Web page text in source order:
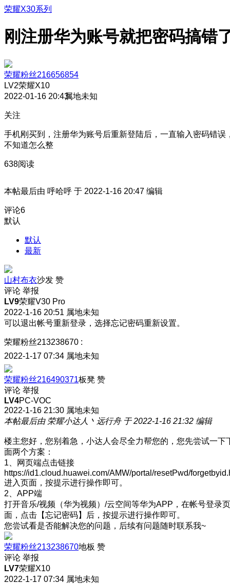
荣耀X30系列
刚注册华为账号就把密码搞错
荣耀粉丝216656854
LV2荣耀X10
2022-01-16 20:43属地未知
关注
手机刚买到，注册华为账号后重新登陆后，一直输入密码错误
不知道怎么整
638阅读
本帖最后由 呼哈呼 于 2022-1-16 20:47 编辑
评论6
默认
默认
最新
山村布衣沙发 赞
评论 举报
LV9荣耀V30 Pro
2022-1-16 20:51 属地未知
可以退出帐号重新登录，选择忘记密码重新设置。
荣耀粉丝213238670 :
2022-1-17 07:34 属地未知
荣耀粉丝216490371板凳 赞
评论 举报
LV4PC-VOC
2022-1-16 21:30 属地未知
本帖最后由 荣耀小达人丶远行舟 于 2022-1-16 21:32 编辑
楼主您好，您别着急，小达人会尽全力帮您的，您先尝试一下
面两个方案：
1、网页端点击链接
https://id1.cloud.huawei.com/AMW/portal/resetPwd/
进入页面，按提示进行操作即可。
2、APP端
打开音乐/视频（华为视频）/云空间等华为APP，在帐号登录页
面，点击【忘记密码】后，按提示进行操作即可。
您尝试看是否能解决您的问题，后续有问题随时联系我~
荣耀粉丝213238670地板 赞
评论 举报
LV7荣耀X10
2022-1-17 07:34 属地未知